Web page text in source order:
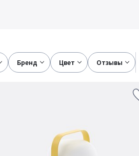
бренд цвет отзывы